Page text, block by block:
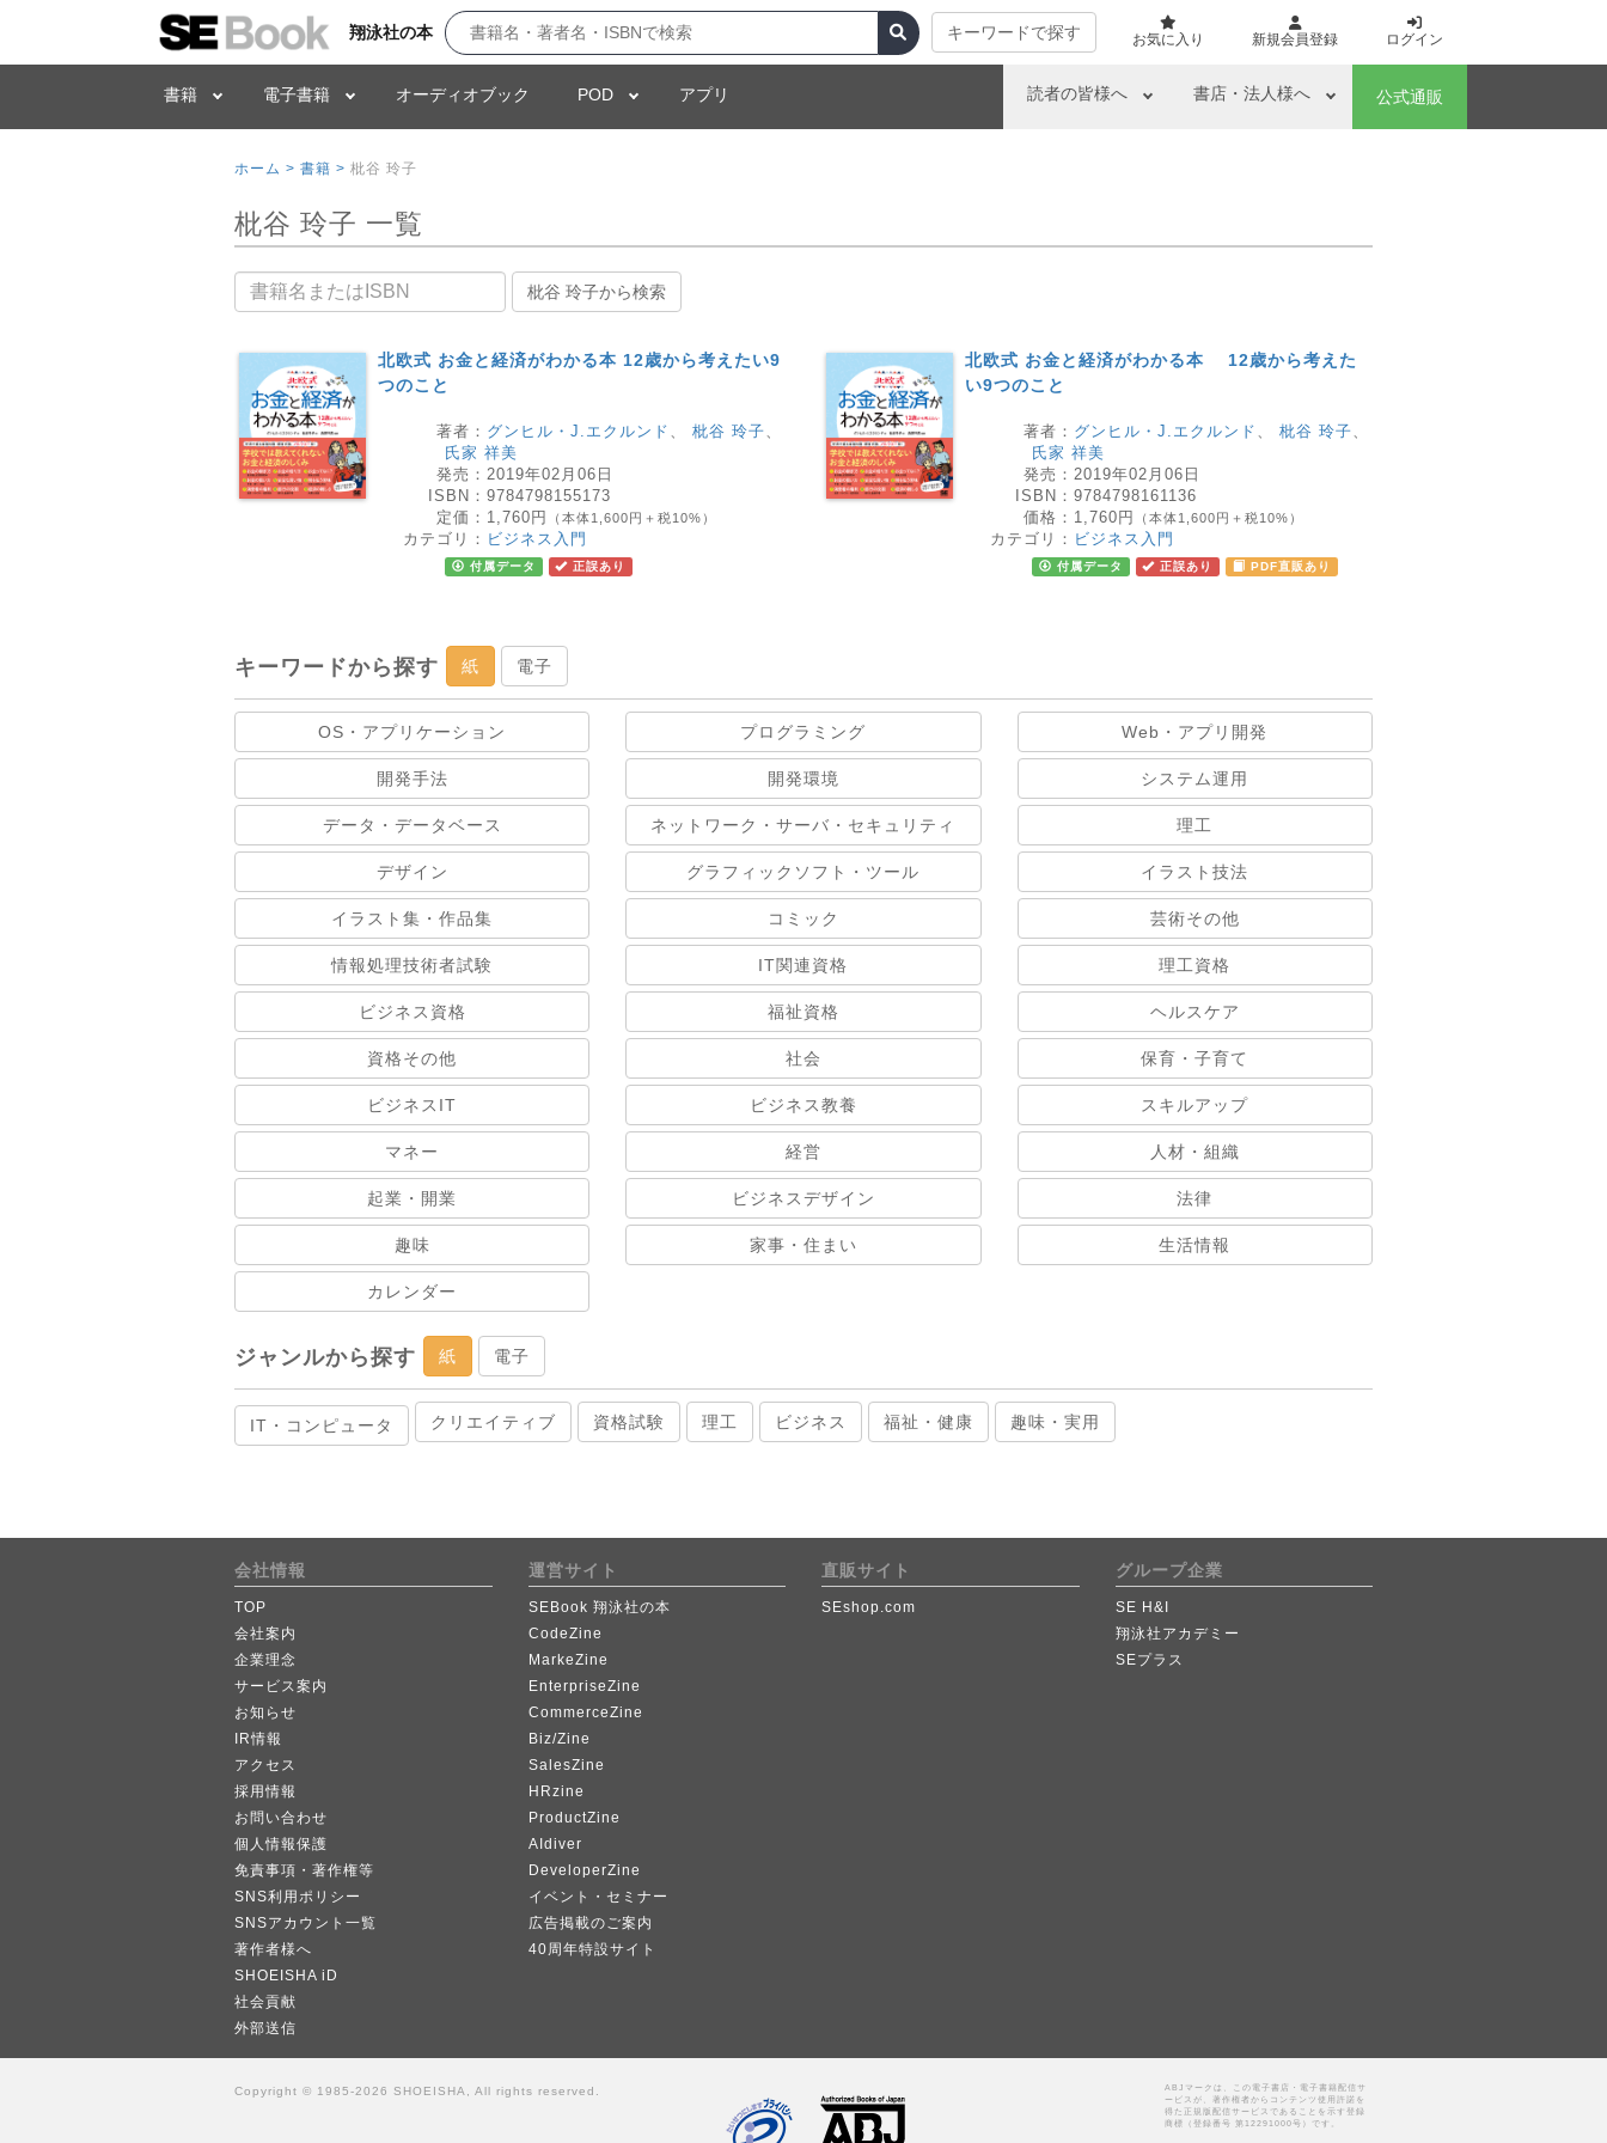
翔泳社の本 キーワードで探す お気に入り 新規会員登録 ログイン
書籍 電子書籍 オーディオブック POD アプリ 読者の皆様へ 書店・法人様へ 公式通販
ホーム > 書籍 > 枇谷 玲子
枇谷 玲子 一覧
書籍名 枇谷 玲子から検索
北欧式 お金と経済がわかる本 12歳から考えたい9
つのこと
著者： グンヒル・J.エクルンド 、 枇谷 玲子、
氏家 祥美
発売： 2019年02月06日
ISBN： 9784798155173
定価： 1,760円 （本体1,600円＋税10%）
カテゴリ： ビジネス入門
付属データ 正誤あり
北欧式 お金と経済がわかる本 12歳から考えた
い9つのこと
著者： グンヒル・J.エクルンド 、 枇谷 玲子、
氏家 祥美
発売： 2019年02月06日
ISBN： 9784798161136
価格： 1,760円 （本体1,600円＋税10%）
カテゴリ： ビジネス入門
付属データ 正誤あり PDF直販あり
キーワードから探す 紙 電子
OS・アプリケーション プログラミング Web・アプリ開発
開発手法 開発環境 システム運用
データ・データベース ネットワーク・サーバ・セキュリティ 理工
デザイン グラフィックソフト・ツール イラスト技法
イラスト集・作品集 コミック 芸術その他
情報処理技術者試験 IT関連資格 理工資格
ビジネス資格 福祉資格 ヘルスケア
資格その他 社会 保育・子育て
ビジネスIT ビジネス教養 スキルアップ
マネー 経営 人材・組織
起業・開業 ビジネスデザイン 法律
趣味 家事・住まい 生活情報
カレンダー
ジャンルから探す 紙 電子
IT・コンピュータ クリエイティブ 資格試験 理工 ビジネス 福祉・健康 趣味・実用
会社情報
TOP
会社案内
企業理念
サービス案内
お知らせ
IR情報
アクセス
採用情報
お問い合わせ
個人情報保護
免責事項・著作権等
SNS利用ポリシー
SNSアカウント一覧
著作者様へ
SHOEISHA iD
社会貢献
外部送信
運営サイト
SEBook 翔泳社の本
CodeZine
MarkeZine
EnterpriseZine
CommerceZine
Biz/Zine
SalesZine
HRzine
ProductZine
AIdiver
DeveloperZine
イベント・セミナー
広告掲載のご案内
40周年特設サイト
直販サイト
SEshop.com
グループ企業
SE H&I
翔泳社アカデミー
SEプラス
Copyright © 1985-2026 SHOEISHA, All rights reserved.
ABJマークは、この電子書店・電子書籍配信サ
ービスが、著作権者からコンテンツ使用許諾を
得た正規版配信サービスであることを示す登録
商標（登録番号 第12291000号）です。